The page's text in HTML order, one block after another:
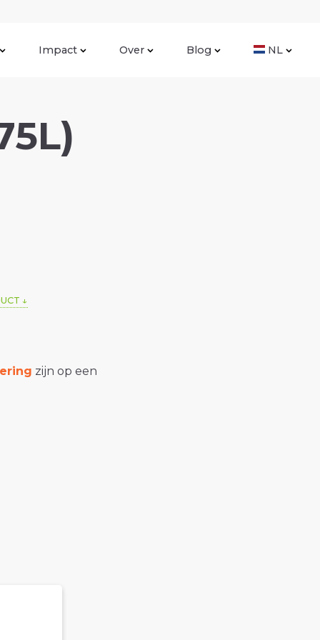
Impact Over Blog NL
zijn op een